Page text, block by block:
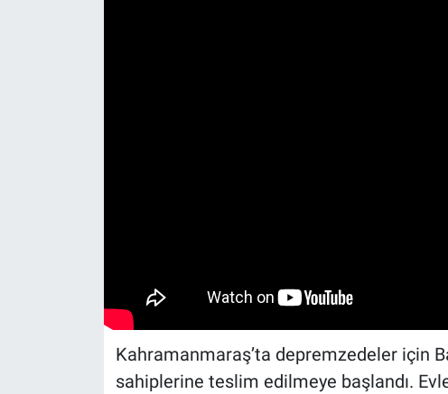
Kahramanmaraş’ta depremzedeler için
sahiplerine teslim edilmeye başlandı.